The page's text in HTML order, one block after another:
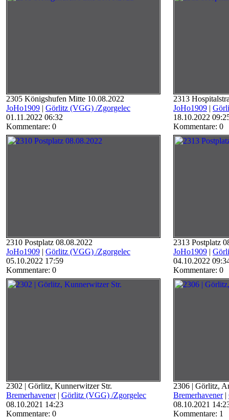
2305 Königshufen Mitte 10.08.2022
JoHo1909 | Görlitz (VGG) /Zgorgelec
01.11.2022 06:32
Kommentare: 0
2313
JoHo1909 |
18.10.2022
Kommentare: 0
2310 Postplatz 08.08.2022
JoHo1909 | Görlitz (VGG) /Zgorgelec
05.10.2022 17:59
Kommentare: 0
2313 Postplatz
JoHo1909 |
04.10.2022
Kommentare: 0
2302 | Görlitz, Kunnerwitzer Str.
Bremerhavener| Görlitz (VGG) /Zgorgelec
08.10.2021 14:23
Kommentare: 0
2306 | Görlitz,
Bremerhavener|
08.10.2021
Kommentare: 1